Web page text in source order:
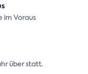
im Voraus
über statt.